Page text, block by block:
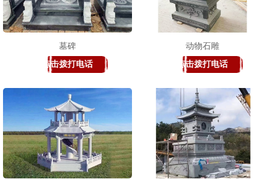
墓碑
点击拨打电话
动物石雕
点击拨打电话